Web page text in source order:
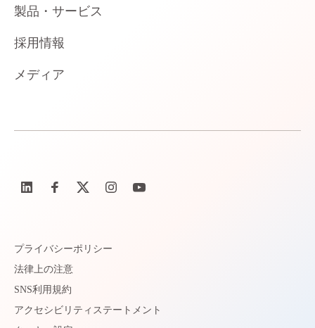
製品・サービス
採用情報
メディア
プライバシーポリシー
法律上の注意
SNS利用規約
アクセシビリティステートメント